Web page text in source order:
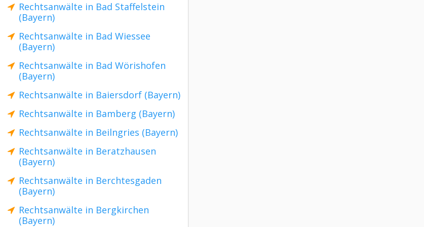
Rechtsanwälte in Bad Staffelstein
(Bayern)
Rechtsanwälte in Bad Wiessee
(Bayern)
Rechtsanwälte in Bad Wörishofen
(Bayern)
Rechtsanwälte in Baiersdorf (Bayern)
Rechtsanwälte in Bamberg (Bayern)
Rechtsanwälte in Beilngries (Bayern)
Rechtsanwälte in Beratzhausen
(Bayern)
Rechtsanwälte in Berchtesgaden
(Bayern)
Rechtsanwälte in Bergkirchen
(Bayern)